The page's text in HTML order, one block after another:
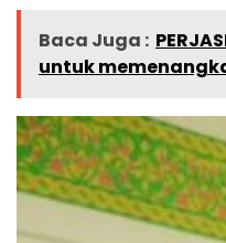
Baca Juga :
untuk